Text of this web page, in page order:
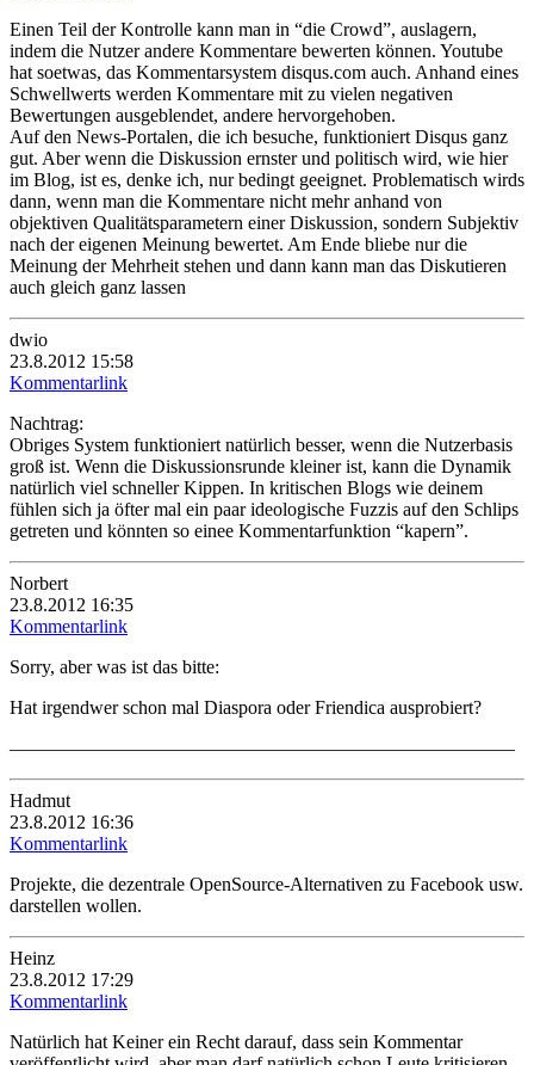
Einen Teil der Kontrolle kann man in “die Crowd”, auslagern,
indem die Nutzer andere Kommentare bewerten können. Youtube
hat soetwas, das Kommentarsystem disqus.com auch. Anhand eines
Schwellwerts werden Kommentare mit zu vielen negativen
Bewertungen ausgeblendet, andere hervorgehoben.
Auf den News-Portalen, die ich besuche, funktioniert Disqus ganz
gut. Aber wenn die Diskussion ernster und politisch wird, wie hier
im Blog, ist es, denke ich, nur bedingt geeignet. Problematisch wirds
dann, wenn man die Kommentare nicht mehr anhand von
objektiven Qualitätsparametern einer Diskussion, sondern Subjektiv
nach der eigenen Meinung bewertet. Am Ende bliebe nur die
Meinung der Mehrheit stehen und dann kann man das Diskutieren
auch gleich ganz lassen
dwio
23.8.2012 15:58
Kommentarlink
Nachtrag:
Obriges System funktioniert natürlich besser, wenn die Nutzerbasis
groß ist. Wenn die Diskussionsrunde kleiner ist, kann die Dynamik
natürlich viel schneller Kippen. In kritischen Blogs wie deinem
fühlen sich ja öfter mal ein paar ideologische Fuzzis auf den Schlips
getreten und könnten so einee Kommentarfunktion “kapern”.
Norbert
23.8.2012 16:35
Kommentarlink
Sorry, aber was ist das bitte:
Hat irgendwer schon mal Diaspora oder Friendica ausprobiert?
——————————————————————————–
Hadmut
23.8.2012 16:36
Kommentarlink
Projekte, die dezentrale OpenSource-Alternativen zu Facebook usw.
darstellen wollen.
Heinz
23.8.2012 17:29
Kommentarlink
Natürlich hat Keiner ein Recht darauf, dass sein Kommentar